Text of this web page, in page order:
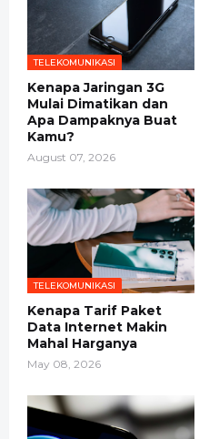
TELEKOMUNIKASI
Kenapa Jaringan 3G
Mulai Dimatikan dan
Apa Dampaknya Buat
Kamu?
August 07, 2026
TELEKOMUNIKASI
Kenapa Tarif Paket
Data Internet Makin
Mahal Harganya
May 08, 2026